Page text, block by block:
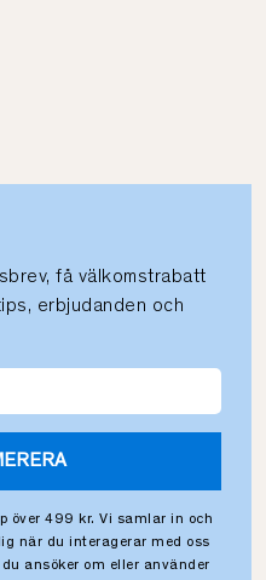
få välkomstrabatt
erbjudanden och
över 499 kr. Vi samlar in och
när du interagerar med oss
ansöker om eller använder